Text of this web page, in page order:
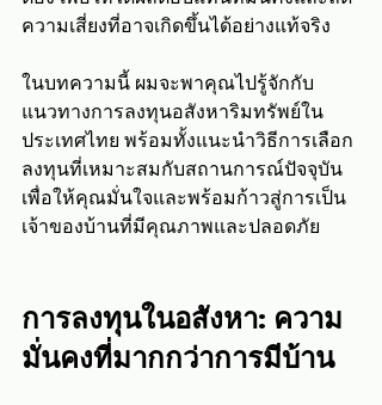
ความเสี่ยงที่อาจเกิดขึ้นได้อย่างแท้จริง
ในบทความนี้ ผมจะพาคุณไปรู้จักกับ
แนวทางการลงทุนอสังหาริมทรัพย์ใน
ประเทศไทย พร้อมทั้งแนะนำวิธีการเลือก
ลงทุนที่เหมาะสมกับสถานการณ์ปัจจุบัน
เพื่อให้คุณมั่นใจและพร้อมก้าวสู่การเป็น
เจ้าของบ้านที่มีคุณภาพและปลอดภัย
การลงทุนในอสังหา: ความ
มั่นคงที่มากกว่าการมีบ้าน